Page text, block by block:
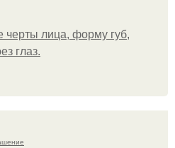
черты лица, форму губ,
глаз.